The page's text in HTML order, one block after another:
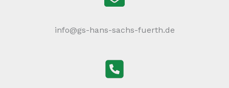
info@gs-hans-sachs-fuerth.de